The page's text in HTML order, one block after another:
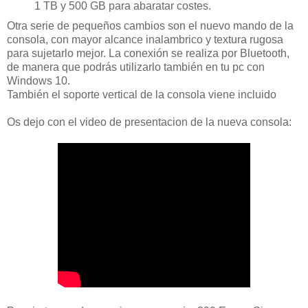
1 TB y 500 GB para abaratar costes.
Otra serie de pequeños cambios son el nuevo mando de la
consola, con mayor alcance inalambrico y textura rugosa
para sujetarlo mejor. La conexión se realiza por Bluetooth,
de manera que podrás utilizarlo también en tu pc con
Windows 10.
También el soporte vertical de la consola viene incluido
Os dejo con el video de presentacion de la nueva consola: